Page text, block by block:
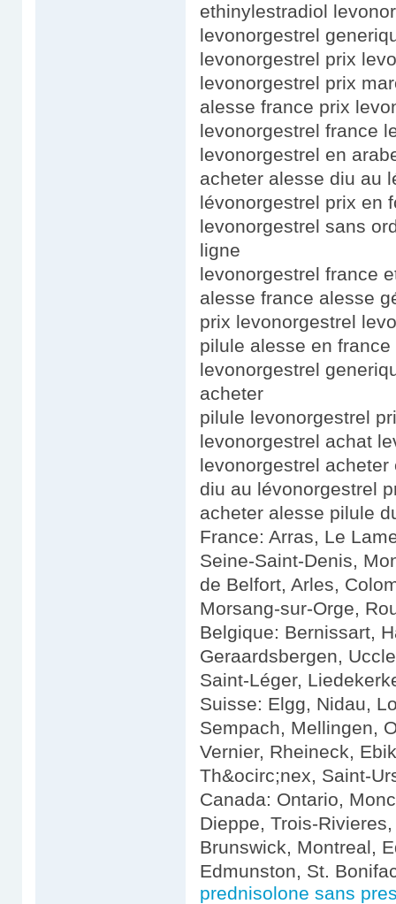
ethinylestradiol
levonorgestrel
levonorgestrel prix
levonorgestrel prix
alesse france prix
levonorgestrel france
levonorgestrel en
acheter alesse diu au
lévonorgestrel prix en
levonorgestrel sans
ligne
levonorgestrel france
alesse france alesse
prix levonorgestrel
pilule alesse en
levonorgestrel
acheter
pilule levonorgestrel
levonorgestrel achat
levonorgestrel
diu au lévonorgestrel
acheter alesse pilule
France: Arras, Le
Seine-Saint-Denis,
de Belfort, Arles,
Morsang-sur-Orge,
Belgique: Bernissart,
Geraardsbergen,
Saint-Léger,
Suisse: Elgg, Nidau,
Sempach, Mellingen,
Vernier, Rheineck,
Th&ocirc;nex, Saint-
Canada: Ontario,
Dieppe, Trois-
Brunswick, Montreal,
Edmunston, St.
prednisolone sans